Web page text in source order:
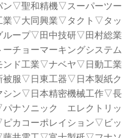
ン▽聖和精機▽スーパーツー
業▽大同興業▽タクト▽タッ
ループ▽田中技研▽田村総業
チョーマーキングシステム
ド工業▽ナベヤ▽日動工業
服▽日東工器▽日本製紙ク
シン▽日本精密機械工作▽長
ナソニック エレクトリッ
カコーポレイション▽ビッ